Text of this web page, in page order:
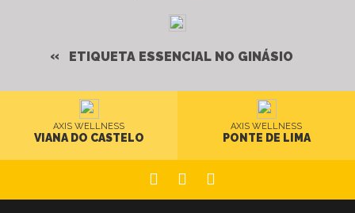
ETIQUETA ESSENCIAL NO GINÁSIO
AXIS WELLNESS
VIANA DO CASTELO
AXIS WELLNESS
PONTE DE LIMA